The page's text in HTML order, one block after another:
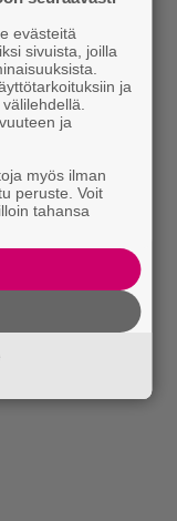
– Dolph
evästeitä
sivuista, joilla
ja
ja
myös ilman
peruste. Voit
tahansa